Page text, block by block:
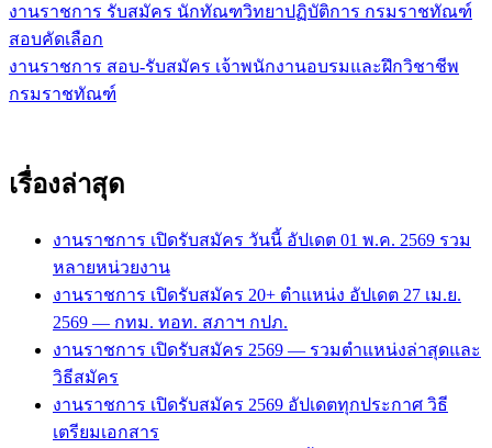
แนะแนว
เรื่อง
งานราชการ รับสมัคร นักทัณฑวิทยาปฏิบัติการ กรมราชทัณฑ์
สอบคัดเลือก
งานราชการ สอบ-รับสมัคร เจ้าพนักงานอบรมและฝึกวิชาชีพ
กรมราชทัณฑ์
เรื่องล่าสุด
งานราชการ เปิดรับสมัคร วันนี้ อัปเดต 01 พ.ค. 2569 รวม
หลายหน่วยงาน
งานราชการ เปิดรับสมัคร 20+ ตำแหน่ง อัปเดต 27 เม.ย.
2569 — กทม. ทอท. สภาฯ กปภ.
งานราชการ เปิดรับสมัคร 2569 — รวมตำแหน่งล่าสุดและ
วิธีสมัคร
งานราชการ เปิดรับสมัคร 2569 อัปเดตทุกประกาศ วิธี
เตรียมเอกสาร